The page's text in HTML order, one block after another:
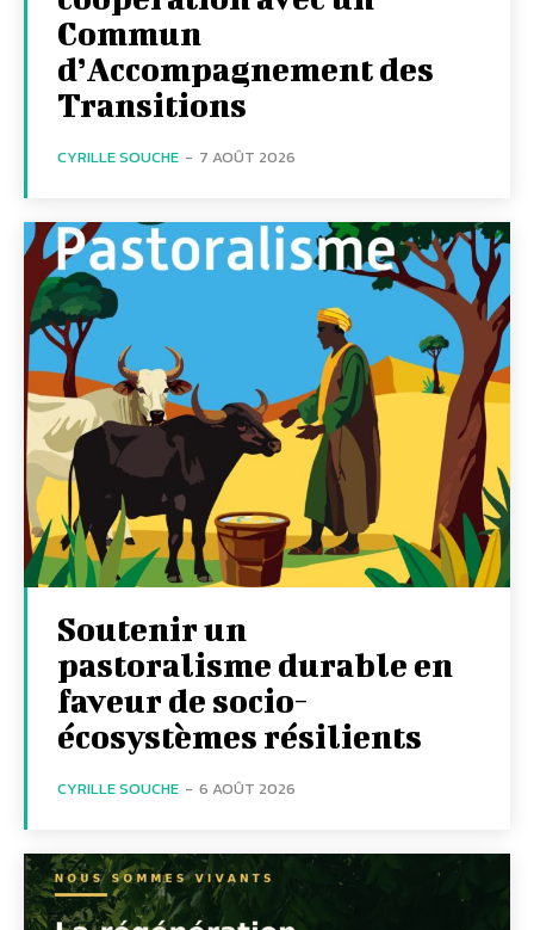
Commun
d’Accompagnement des
Transitions
CYRILLE SOUCHE - 7 AOÛT 2026
Soutenir un
pastoralisme durable en
faveur de socio-
écosystèmes résilients
CYRILLE SOUCHE - 6 AOÛT 2026